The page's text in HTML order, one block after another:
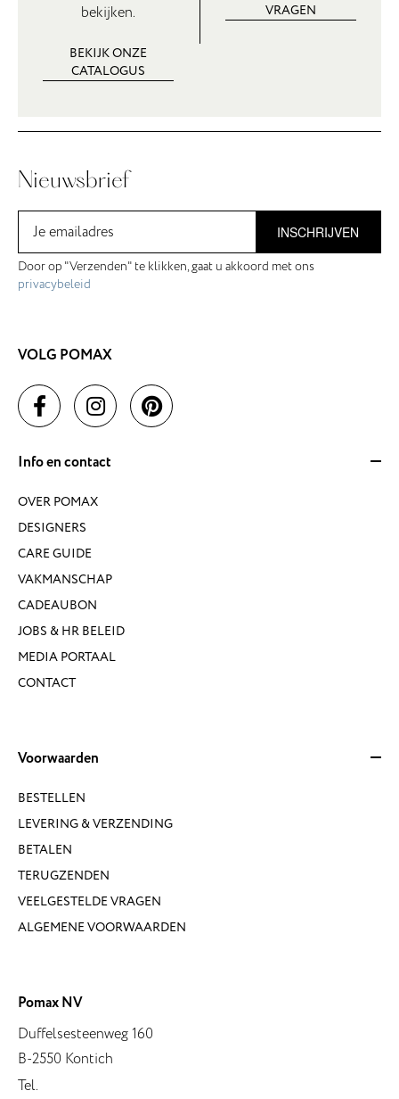
bekijken.
BEKIJK ONZE
CATALOGUS
VRAGEN
Nieuwsbrief
INSCHRIJVEN
Door op "Verzenden" te klikken, gaat u akkoord met ons
privacybeleid
VOLG POMAX
Info en contact
OVER POMAX
DESIGNERS
CARE GUIDE
VAKMANSCHAP
CADEAUBON
JOBS & HR BELEID
MEDIA PORTAAL
CONTACT
Voorwaarden
BESTELLEN
LEVERING & VERZENDING
BETALEN
TERUGZENDEN
VEELGESTELDE VRAGEN
ALGEMENE VOORWAARDEN
Pomax NV
Duffelsesteenweg 160
B-2550 Kontich
Tel.